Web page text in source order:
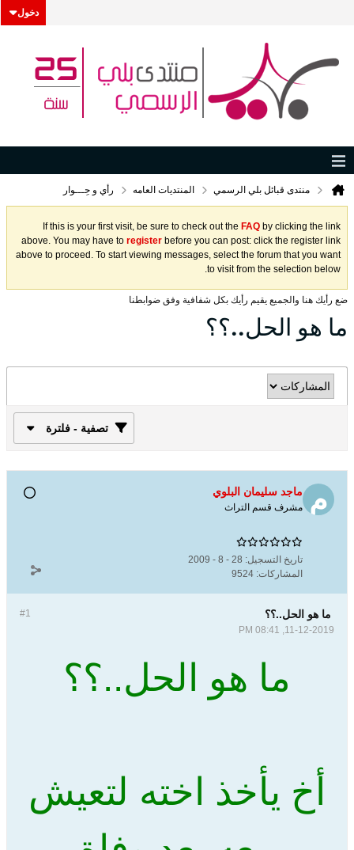
دخول
منتدى قبائل بلي الرسمي المنتديات العامه رأي و حِـــوار
If this is your first visit, be sure to check out the FAQ by clicking the link
above. You may have to register before you can post: click the register link
above to proceed. To start viewing messages, select the forum that you want
to visit from the selection below.
ضع رأيك هنا والجميع يقيم رأيك بكل شفافية وفق ضوابطنا
ما هو الحل..؟؟
تصفية - فلترة
ماجد سليمان البلوي
مشرف قسم التراث
تاريخ التسجيل: 28 - 8 - 2009
المشاركات: 9524
#1 ما هو الحل..؟؟
11-12-2019, 08:41 PM
ما هو الحل..؟؟
أخ يأخذ اخته لتعيش